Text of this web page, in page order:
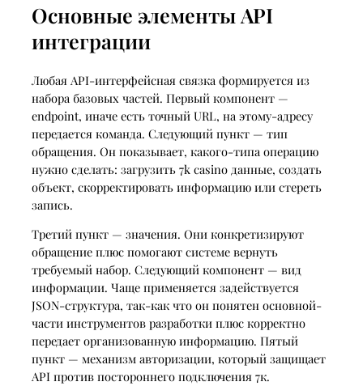
Основные элементы API
интеграции
Любая API-интерфейсная связка формируется из
набора базовых частей. Первый компонент —
endpoint, иначе есть точный URL, на этому-адресу
передается команда. Следующий пункт — тип
обращения. Он показывает, какого-типа операцию
нужно сделать: загрузить 7k casino данные, создать
объект, скорректировать информацию или стереть
запись.
Третий пункт — значения. Они конкретизируют
обращение плюс помогают системе вернуть
требуемый набор. Следующий компонент — вид
информации. Чаще применяется задействуется
JSON-структура, так-как что он понятен основной-
части инструментов разработки плюс корректно
передает организованную информацию. Пятый
пункт — механизм авторизации, который защищает
API против постороннего подключения 7к.